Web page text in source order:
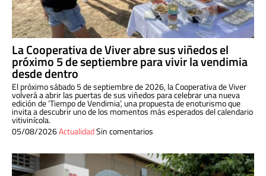
La Cooperativa de Viver abre sus viñedos el
próximo 5 de septiembre para vivir la vendimia
desde dentro
El próximo sábado 5 de septiembre de 2026, la Cooperativa de Viver
volverá a abrir las puertas de sus viñedos para celebrar una nueva
edición de ‘Tiempo de Vendimia’, una propuesta de enoturismo que
invita a descubrir uno de los momentos más esperados del calendario
vitivinícola.
05/08/2026ActualidadSin comentarios